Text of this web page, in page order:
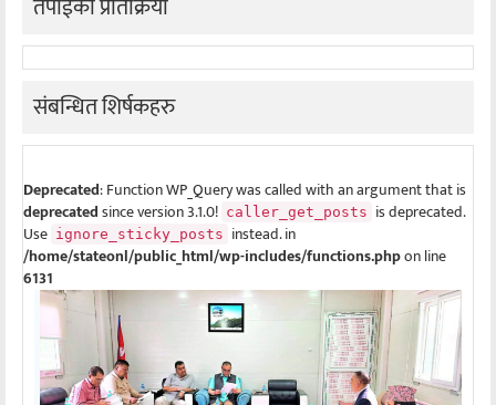
संबन्धित शिर्षकहरु
Deprecated: Function WP_Query was called with an argument that is
deprecatedsince version 3.1.0! caller_get_posts is deprecated.
Use ignore_sticky_posts instead. in
/home/stateonl/public_html/wp-includes/functions.phpon line
6131